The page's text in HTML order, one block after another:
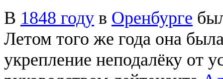
В 1848 году в Оренбурге
Летом того же года она
укрепление неподалёку от